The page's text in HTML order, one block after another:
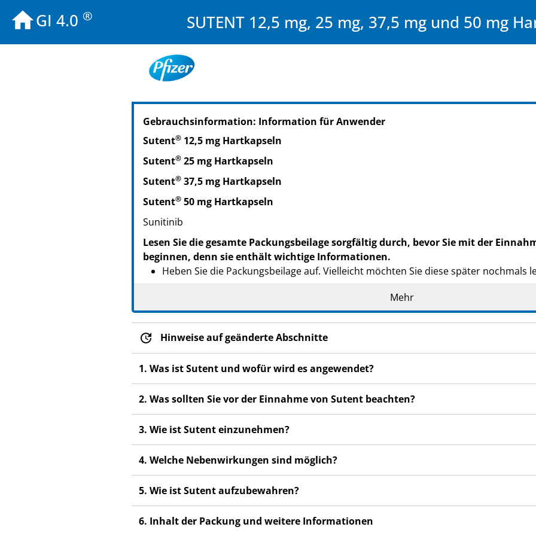
GI 4.0 ® SUTENT 12,5 mg, 25 mg, 37,5 mg und 50 mg
Gebrauchsinformation: Information für Anwender
Sutent® 12,5 mg Hartkapseln
Sutent® 25 mg Hartkapseln
Sutent® 37,5 mg Hartkapseln
Sutent® 50 mg Hartkapseln
Sunitinib
Lesen Sie die gesamte Packungsbeilage sorgfältig durch, bevor Sie mit der
beginnen, denn sie enthält wichtige Informationen.
Heben Sie die Packungsbeilage auf. Vielleicht möchten Sie diese später nochmals
Wenn Sie weitere Fragen haben, wenden Sie sich an Ihren Arzt oder Apotheker.
Dieses Arzneimittel wurde Ihnen persönlich verschrieben. Geben Sie es nicht an
anderen Menschen schaden, auch wenn diese die gleichen Beschwerden haben
Wenn Sie Nebenwirkungen bemerken, wenden Sie sich an Ihren Arzt. Dies gilt
nicht in dieser Packungsbeilage angegeben sind. Siehe Abschnitt 4.
Mehr
Hinweise auf geänderte Abschnitte
1. Was ist Sutent und wofür wird es angewendet?
2. Was sollten Sie vor der Einnahme von Sutent beachten?
3. Wie ist Sutent einzunehmen?
4. Welche Nebenwirkungen sind möglich?
5. Wie ist Sutent aufzubewahren?
6. Inhalt der Packung und weitere Informationen